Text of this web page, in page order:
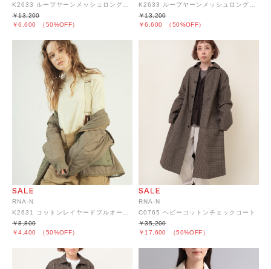
￥6,600 （50%OFF）
￥13,200
￥6,600 （50%OFF）
￥13,200
RNA-N
￥4,400 （50%OFF）
￥8,800
RNA-N
C0765 ヘビーコットンチェックコート
￥17,600 （50%OFF）
￥35,200